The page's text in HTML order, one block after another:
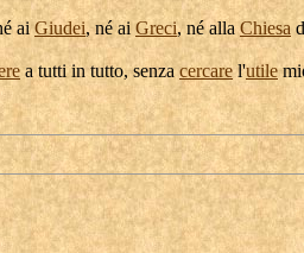
aiGiudei, né ai Greci, né allaChiesa
a tutti in tutto, senza cercarel'utile